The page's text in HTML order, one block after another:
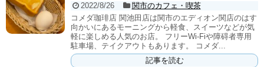
2022/8/26
関市のカフェ・喫茶
コメダ珈琲店 関池田店は関市のエディオン関店のはす
向かいにあるモーニングから軽食、スイーツなどが気
軽に楽しめる人気のお店。 フリーWi-Fiや障碍者専用
駐車場、テイクアウトもあります。 コメダ...
記事を読む